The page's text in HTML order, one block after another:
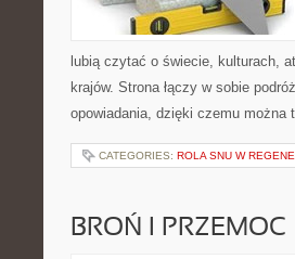
lubią czytać o świecie, kulturach,
krajów. Strona łączy w sobie
opowiadania, dzięki czemu można
CATEGORIES: ROLA SNU W
BROŃ I PRZEMOC